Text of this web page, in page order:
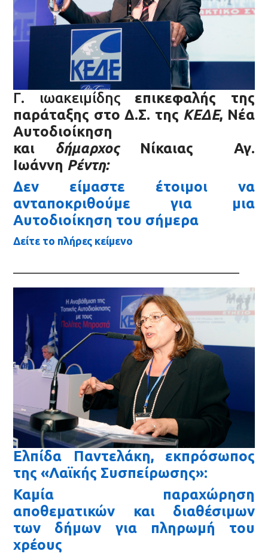
Γ. ιωακειμίδης επικεφαλής της
παράταξης στο Δ.Σ. της ΚΕΔΕ, Νέα
Αυτοδιοίκηση
και
δήμαρχος
Νίκαιας Αγ.
Ιωάννη Ρέντη:
Δεν είμαστε έτοιμοι να
ανταποκριθούμε για μια
Αυτοδιοίκηση του σήμερα
Δείτε το πλήρες κείμενο
Ελπίδα Παντελάκη, εκπρόσωπος
της «Λαϊκής Συσπείρωσης»:
Καμία παραχώρηση
αποθεματικών και διαθέσιμων
των δήμων για πληρωμή του
χρέους